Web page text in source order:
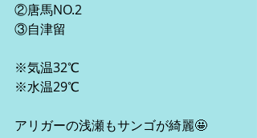
②唐馬NO.2
③自津留
※気温32℃
※水温29℃
アリガーの浅瀬もサンゴが綺麗🤩